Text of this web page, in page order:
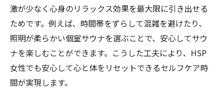
激が少なく心身のリラックス効果を最大限に引き出せる
ためです。例えば、時間帯をずらして混雑を避けたり、
照明が柔らかい個室サウナを選ぶことで、安心してサウ
ナを楽しむことができます。こうした工夫により、HSP
女性でも安心して心と体をリセットできるセルフケア時
間が実現します。